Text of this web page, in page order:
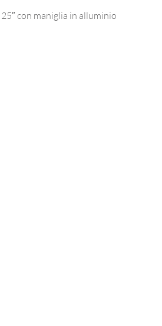
con maniglia in alluminio